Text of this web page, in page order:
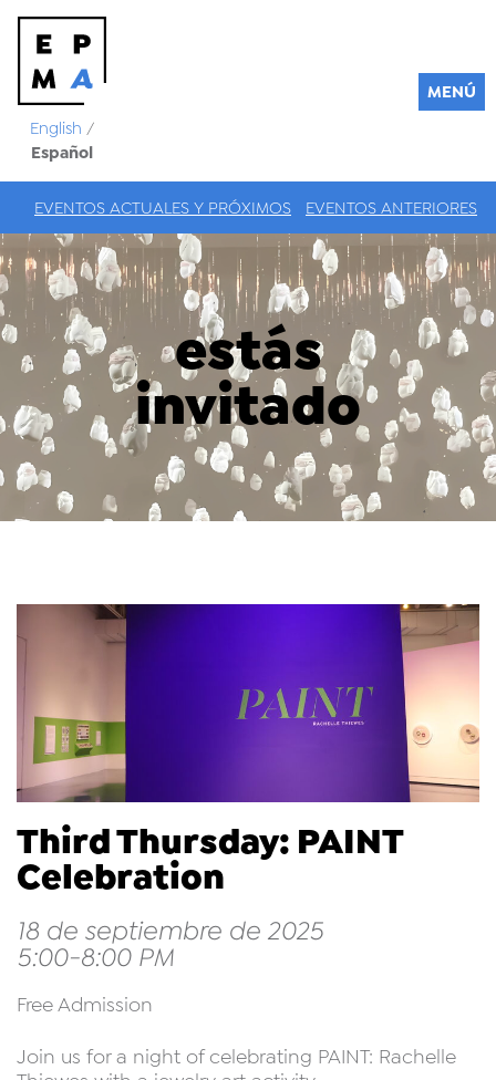
English /
Español
MENÚ
EVENTOS ACTUALES Y PRÓXIMOS EVENTOS ANTERIORES
estás
invitado
Third Thursday: PAINT
Celebration
18 de septiembre de 2025
5:00-8:00 PM
Free Admission
Join us for a night of celebrating PAINT: Rachelle